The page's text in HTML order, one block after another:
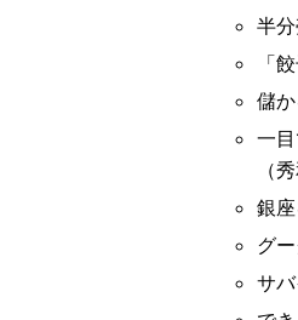
半
「
儲
一
（
銀
グ
サ